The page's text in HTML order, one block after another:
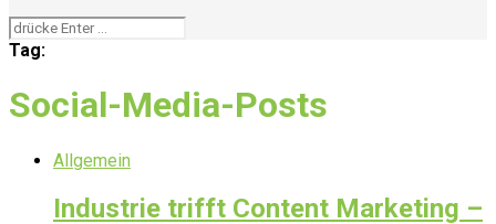
Tag:
Social-Media-Posts
Allgemein
Industrie trifft Content Marketing –